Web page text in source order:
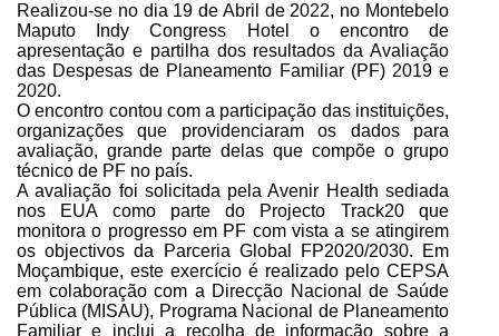
Realizou-se no dia 19 de Abril de 2022, no Montebelo
Maputo Indy Congress Hotel o encontro de
apresentação e partilha dos resultados da Avaliação
das Despesas de Planeamento Familiar (PF) 2019 e
2020.
O encontro contou com a participação das instituições,
organizações que providenciaram os dados para
avaliação, grande parte delas que compõe o grupo
técnico de PF no país.
A avaliação foi solicitada pela Avenir Health sediada
nos EUA como parte do Projecto Track20 que
monitora o progresso em PF com vista a se atingirem
os objectivos da Parceria Global FP2020/2030. Em
Moçambique, este exercício é realizado pelo CEPSA
em colaboração com a Direcção Nacional de Saúde
Pública (MISAU), Programa Nacional de Planeamento
Familiar e inclui a recolha de informação sobre a